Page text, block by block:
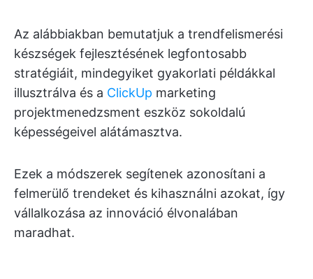
Az alábbiakban bemutatjuk a trendfelismerési
készségek fejlesztésének legfontosabb
stratégiáit, mindegyiket gyakorlati példákkal
illusztrálva és a ClickUp marketing
projektmenedzsment eszköz sokoldalú
képességeivel alátámasztva.
Ezek a módszerek segítenek azonosítani a
felmerülő trendeket és kihasználni azokat, így
vállalkozása az innováció élvonalában
maradhat.